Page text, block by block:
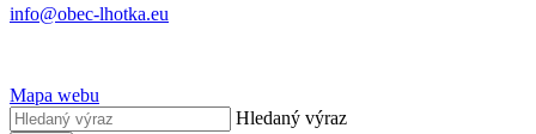
info@obec-lhotka.eu
Mapa webu
Hledaný výraz